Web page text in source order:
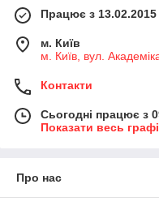
Працює з 13.02.2015
м. Київ
м. Київ, вул.
Контакти
Сьогодні працює з
Показати весь
Про нас